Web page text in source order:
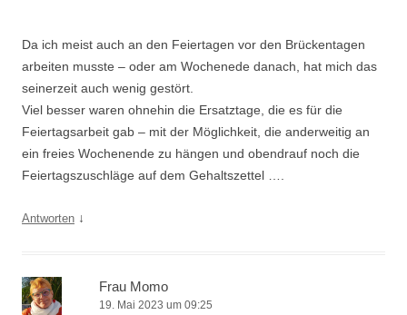
Da ich meist auch an den Feiertagen vor den Brückentagen
arbeiten musste – oder am Wochenede danach, hat mich das
seinerzeit auch wenig gestört.
Viel besser waren ohnehin die Ersatztage, die es für die
Feiertagsarbeit gab – mit der Möglichkeit, die anderweitig an
ein freies Wochenende zu hängen und obendrauf noch die
Feiertagszuschläge auf dem Gehaltszettel ….
Antworten ↓
Frau Momo
19. Mai 2023 um 09:25